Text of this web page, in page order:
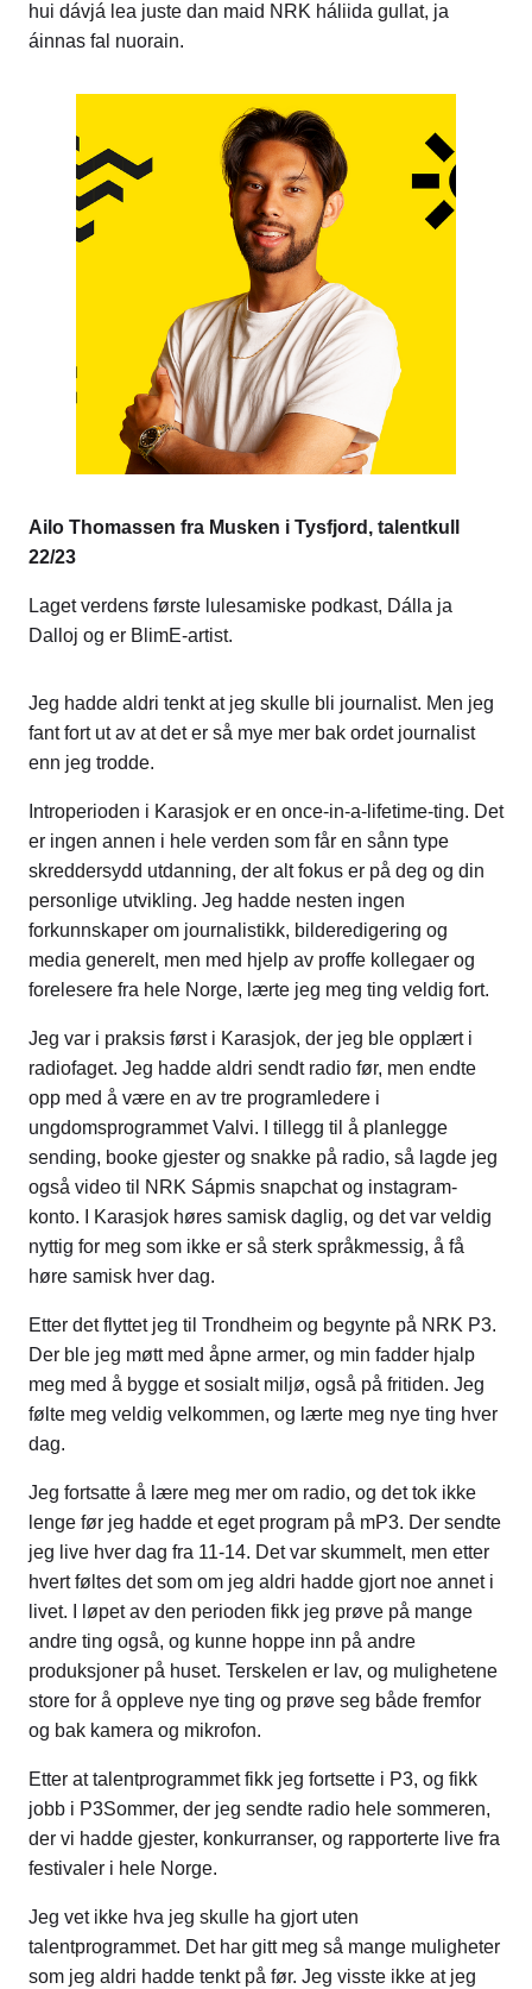
hui dávjá lea juste dan maid NRK háliida gullat, ja
áinnas fal nuorain.
Ailo Thomassen fra Musken i Tysfjord, talentkull
22/23
Laget verdens første lulesamiske podkast, Dálla ja
Dalloj og er BlimE-artist.
Jeg hadde aldri tenkt at jeg skulle bli journalist. Men jeg
fant fort ut av at det er så mye mer bak ordet journalist
enn jeg trodde.
Introperioden i Karasjok er en once-in-a-lifetime-ting. Det
er ingen annen i hele verden som får en sånn type
skreddersydd utdanning, der alt fokus er på deg og din
personlige utvikling. Jeg hadde nesten ingen
forkunnskaper om journalistikk, bilderedigering og
media generelt, men med hjelp av proffe kollegaer og
forelesere fra hele Norge, lærte jeg meg ting veldig fort.
Jeg var i praksis først i Karasjok, der jeg ble opplært i
radiofaget. Jeg hadde aldri sendt radio før, men endte
opp med å være en av tre programledere i
ungdomsprogrammet Valvi. I tillegg til å planlegge
sending, booke gjester og snakke på radio, så lagde jeg
også video til NRK Sápmis snapchat og instagram-
konto. I Karasjok høres samisk daglig, og det var veldig
nyttig for meg som ikke er så sterk språkmessig, å få
høre samisk hver dag.
Etter det flyttet jeg til Trondheim og begynte på NRK P3.
Der ble jeg møtt med åpne armer, og min fadder hjalp
meg med å bygge et sosialt miljø, også på fritiden. Jeg
følte meg veldig velkommen, og lærte meg nye ting hver
dag.
Jeg fortsatte å lære meg mer om radio, og det tok ikke
lenge før jeg hadde et eget program på mP3. Der sendte
jeg live hver dag fra 11-14. Det var skummelt, men etter
hvert føltes det som om jeg aldri hadde gjort noe annet i
livet. I løpet av den perioden fikk jeg prøve på mange
andre ting også, og kunne hoppe inn på andre
produksjoner på huset. Terskelen er lav, og mulighetene
store for å oppleve nye ting og prøve seg både fremfor
og bak kamera og mikrofon.
Etter at talentprogrammet fikk jeg fortsette i P3, og fikk
jobb i P3Sommer, der jeg sendte radio hele sommeren,
der vi hadde gjester, konkurranser, og rapporterte live fra
festivaler i hele Norge.
Jeg vet ikke hva jeg skulle ha gjort uten
talentprogrammet. Det har gitt meg så mange muligheter
som jeg aldri hadde tenkt på før. Jeg visste ikke at jeg